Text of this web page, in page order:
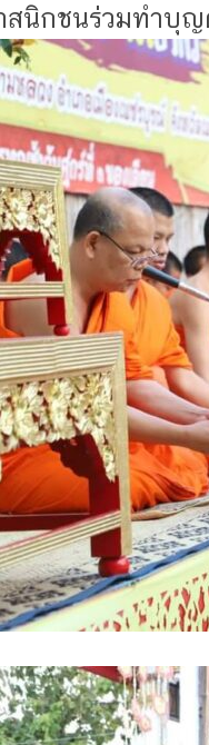
นิกชนร่วมทำบุญ